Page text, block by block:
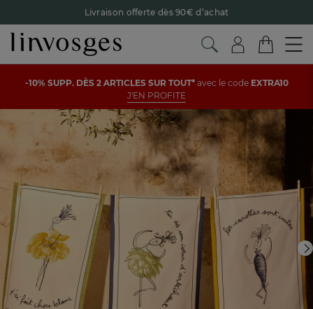
Livraison offerte dès 90€ d’achat
Retour offert avec Colissimo* !
Payez en 3x ou 4x sans frais avec Alma
Le parrainage Linvosges : offrez 15€, recevez 15€ !
Je
découvre
-10% supp. dès 2 articles avec le codeEXTRA10 J'en profite
-10% SUPP. DÈS 2 ARTICLES SUR TOUT* avec le codeEXTRA10
J'EN PROFITE